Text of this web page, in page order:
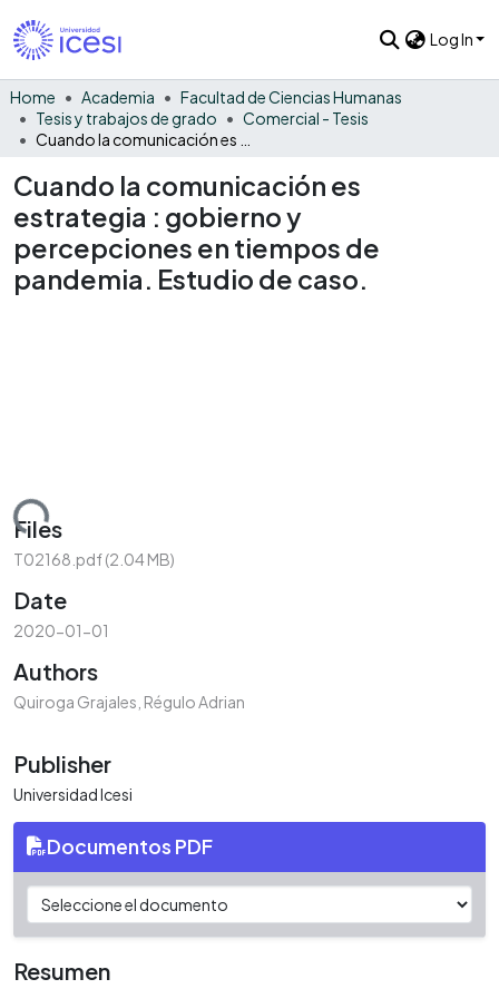
Log In
Home Academia
Facultad de Ciencias Humanas
Tesis y trabajos de grado
Comercial - Tesis
Cuando la comunicación es
estrategia : gobierno y
percepciones en tiempos de
pandemia. Estudio de caso.
Files
T02168.pdf(2.04 MB)
Date
2020-01-01
Authors
Quiroga Grajales, Régulo Adrian
Publisher
Universidad Icesi
Documentos PDF
Resumen